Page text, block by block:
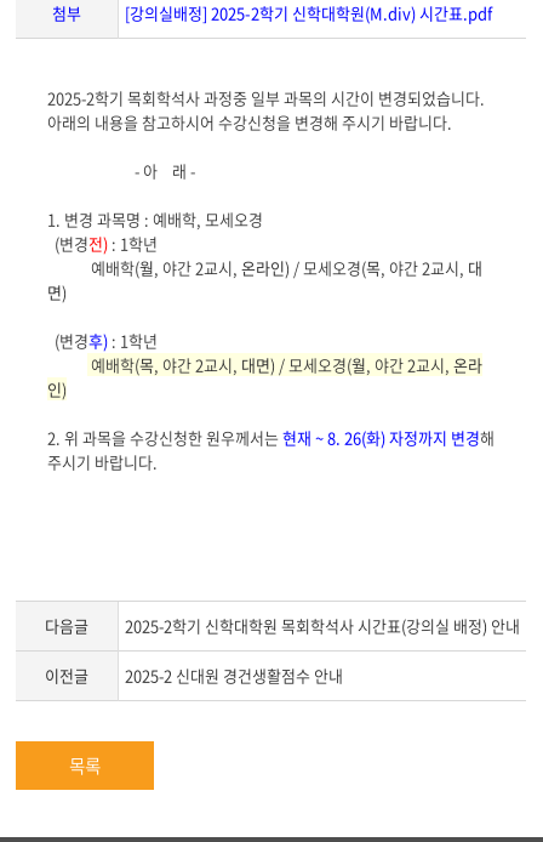
첨부
[강의실배정] 2025-2학기 신학대학원(M.div) 시간표.pdf
게
시
2025-2학기 목회학석사 과정중 일부 과목의 시간이 변경되었습니다.
아래의 내용을 참고하시어 수강신청을 변경해 주시기 바랍니다.
- 아 래 -
1. 변경 과목명 : 예배학, 모세오경
(변경전) : 1학년
예배학(월, 야간 2교시,온라인) / 모세오경(목, 야간 2교시, 대
면)
(변경후) : 1학년
예배학(목, 야간 2교시, 대면) / 모세오경(월, 야간 2교시,온라
인)
2. 위 과목을 수강신청한 원우께서는현재 ~ 8. 26(화) 자정까지 변경해
주시기 바랍니다.
다음글 2025-2학기 신학대학원 목회학석사 시간표(강의실 배정) 안내
이전글 2025-2 신대원 경건생활점수 안내
목록